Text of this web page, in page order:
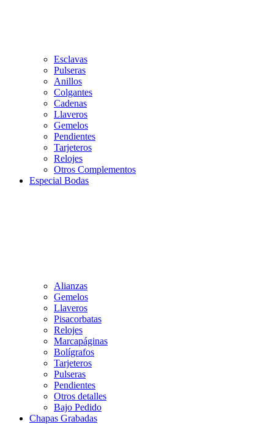
Esclavas
Pulseras
Anillos
Colgantes
Cadenas
Llaveros
Gemelos
Pendientes
Tarjeteros
Relojes
Otros Complementos
Especial Bodas
Alianzas
Gemelos
Llaveros
Pisacorbatas
Relojes
Marcapáginas
Bolígrafos
Tarjeteros
Pulseras
Pendientes
Otros detalles
Bajo Pedido
Chapas Grabadas